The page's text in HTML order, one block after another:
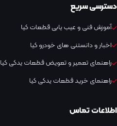
دسترسی سریع
آموزش فنی و عیب یابی قطعات کیا
اخبار و دانستنی های خودرو کیا
راهنمای تعمیر و تعویض قطعات یدکی کیا
راهنمای خرید قطعات یدکی کیا
اطلاعات تماس